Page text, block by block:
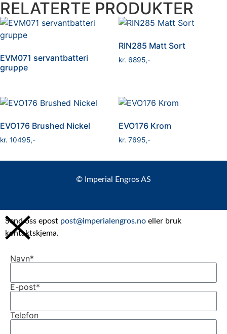
RELATERTE PRODUKTER
EVM071 servantbatteri
gruppe
RIN285 Matt Sort
kr 6895
EVO176 Brushed Nickel
kr 10495
EVO176 Krom
kr 7695
© Imperial Engros AS
Send oss epost post@imperialengros.no eller bruk
kontaktskjema.
Navn*
E-post*
Telefon